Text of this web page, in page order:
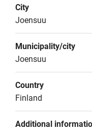
City
Joensuu
Municipality/city
Joensuu
Country
Finland
Additional